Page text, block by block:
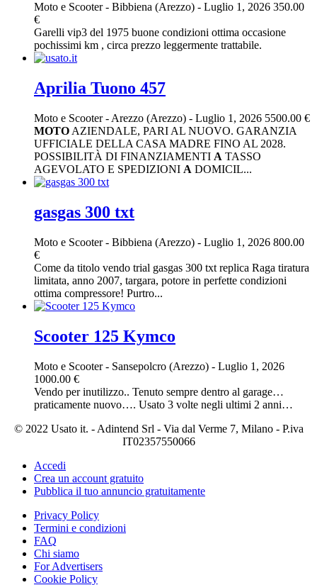
Moto e Scooter- Bibbiena (Arezzo) - Luglio 1, 2026 350.00
€
Garelli vip3 del 1975 buone condizioni ottima occasione
pochissimi km , circa prezzo leggermente trattabile.
Aprilia Tuono 457
Moto e Scooter- Arezzo (Arezzo) - Luglio 1, 2026 5500.00 €
MOTO AZIENDALE, PARI AL NUOVO. GARANZIA
UFFICIALE DELLA CASA MADRE FINO AL 2028.
POSSIBILITÀ DI FINANZIAMENTI A TASSO
AGEVOLATO E SPEDIZIONI A DOMICIL...
gasgas 300 txt
Moto e Scooter- Bibbiena (Arezzo) - Luglio 1, 2026 800.00
€
Come da titolo vendo trial gasgas 300 txt replica Raga tiratura
limitata, anno 2007, targara, potore in perfette condizioni
ottima compressore! Purtro...
Scooter 125 Kymco
Moto e Scooter- Sansepolcro (Arezzo) - Luglio 1, 2026
1000.00 €
Vendo per inutilizzo.. Tenuto sempre dentro al garage…
praticamente nuovo…. Usato 3 volte negli ultimi 2 anni…
© 2022 Usato it. - Adintend Srl - Via dal Verme 7, Milano - P.iva
IT02357550066
Accedi
Crea un account gratuito
Pubblica il tuo annuncio gratuitamente
Privacy Policy
Termini e condizioni
FAQ
Chi siamo
For Advertisers
Cookie Policy